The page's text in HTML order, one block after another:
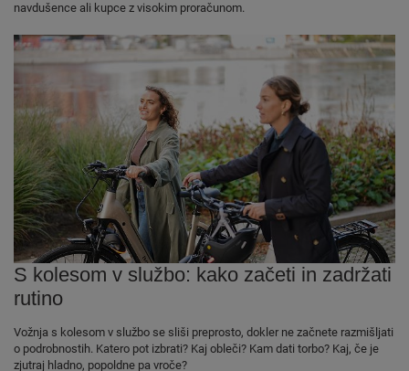
navdušence ali kupce z visokim proračunom.
S kolesom v službo: kako začeti in zadržati
rutino
Vožnja s kolesom v službo se sliši preprosto, dokler ne začnete razmišljati
o podrobnostih. Katero pot izbrati? Kaj obleči? Kam dati torbo? Kaj, če je
zjutraj hladno, popoldne pa vroče?